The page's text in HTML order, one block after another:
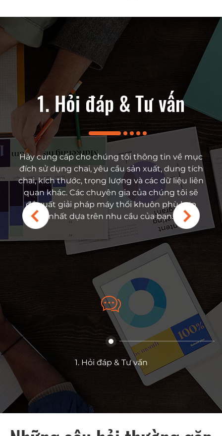
bán hàng
bị của bạn gặp sự cố
hệ ngay với các kỹ sư
tận hưởng dịch vụ
tôi cung cấp hỗ
dịch vụ tận nơi có tính
Kho phụ tùng của
các bộ phận có thể
đảm bảo phản hồi
thời gian ngừng
1. Hỏi đáp & Tư vấn
Hãy cung cấp cho chúng tôi thông tin về mục
đích sử dụng chai, yêu cầu sản xuất, dung tích
chai, kích thước, trọng lượng và các dữ liệu liên
quan khác. Các chuyên gia của chúng tôi sẽ
đề xuất giải pháp máy thổi khuôn phù hợp
nhất dựa trên nhu cầu của bạn.
2. Giải
Dựa trên yêu cầu của
cấp giải pháp phù
thuật của máy thổi
thương hiệu phụ
phẩm cũng như
1. Hỏi đáp & Tư vấn